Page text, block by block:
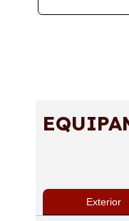
Exterior